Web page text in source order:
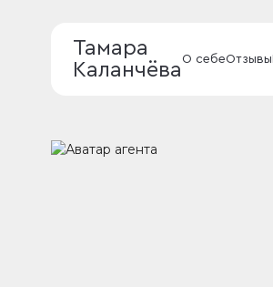
Тамара
Каланчёва О себеОтзывы